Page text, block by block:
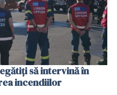
să intervină în
incendiilor